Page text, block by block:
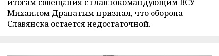
итогам совещания с главнокомандующим ВСУ
Михаилом Драпатым признал, что оборона
Славянска остается недостаточной.